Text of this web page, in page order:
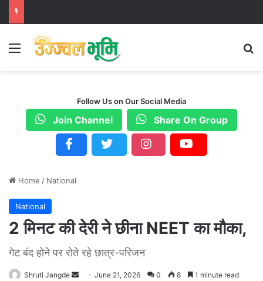
Menu
Follow Us on Our Social Media
Join Channel Share On Group
Home / National
National
2 मिनट की देरी ने छीना NEET का मौका,
गेट बंद होने पर रोते रहे छात्र-परिजन
Shruti Jangde June 21, 2026 0 8 1 minute read